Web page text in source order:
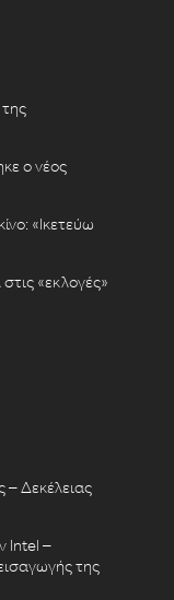
ο νέος
«Ικετεύω
«εκλογές»
– Δεκέλειας
Intel –
της